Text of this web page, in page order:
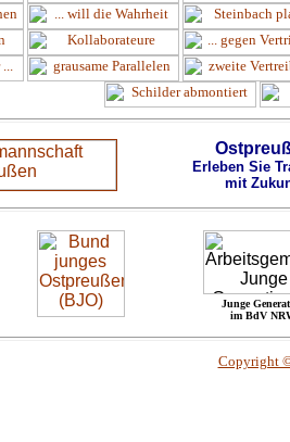
Erleben Sie
mit
Junge
im BdV
Copyright